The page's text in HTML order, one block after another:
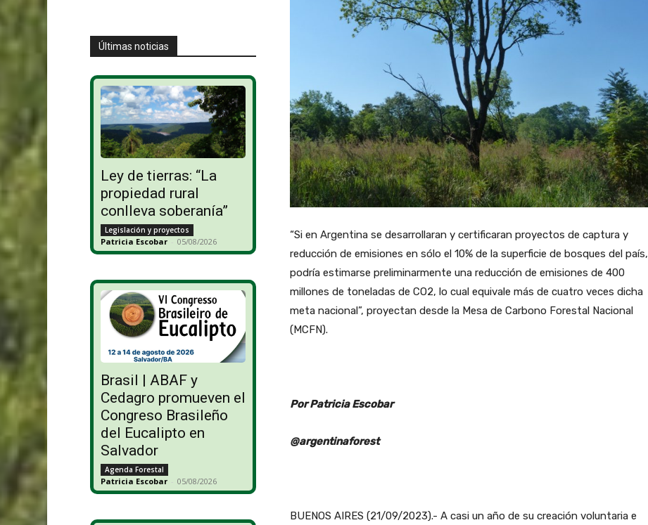
Últimas noticias
Ley de tierras: “La
propiedad rural
conlleva soberanía”
Legislación y proyectos
Patricia Escobar - 05/08/2026
Brasil | ABAF y
Cedagro promueven el
Congreso Brasileño
del Eucalipto en
Salvador
Agenda Forestal
Patricia Escobar - 05/08/2026
“Si en Argentina se desarrollaran y certificaran proyectos de captura y
reducción de emisiones en sólo el 10% de la superficie de bosques del país,
podría estimarse preliminarmente una reducción de emisiones de 400
millones de toneladas de CO2, lo cual equivale más de cuatro veces dicha
meta nacional”, proyectan desde la Mesa de Carbono Forestal Nacional
(MCFN).
Por Patricia Escobar
@argentinaforest
BUENOS AIRES (21/09/2023).- A casi un año de su creación voluntaria e